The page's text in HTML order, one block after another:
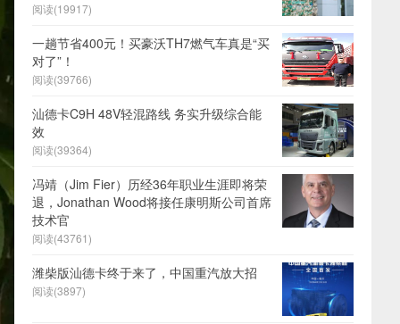
阅读(19917)
一趟节省400元！买豪沃TH7燃气车真是“买
对了”！
阅读(39766)
汕德卡C9H 48V轻混路线 务实升级综合能
效
阅读(39364)
冯靖（Jim Fier）历经36年职业生涯即将荣
退，Jonathan Wood将接任康明斯公司首席
技术官
阅读(43761)
潍柴版汕德卡终于来了，中国重汽放大招
阅读(3897)